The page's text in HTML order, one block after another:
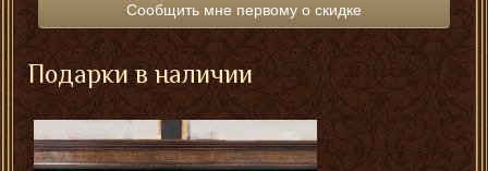
Сообщить мне первому о скидке
Подарки в наличии